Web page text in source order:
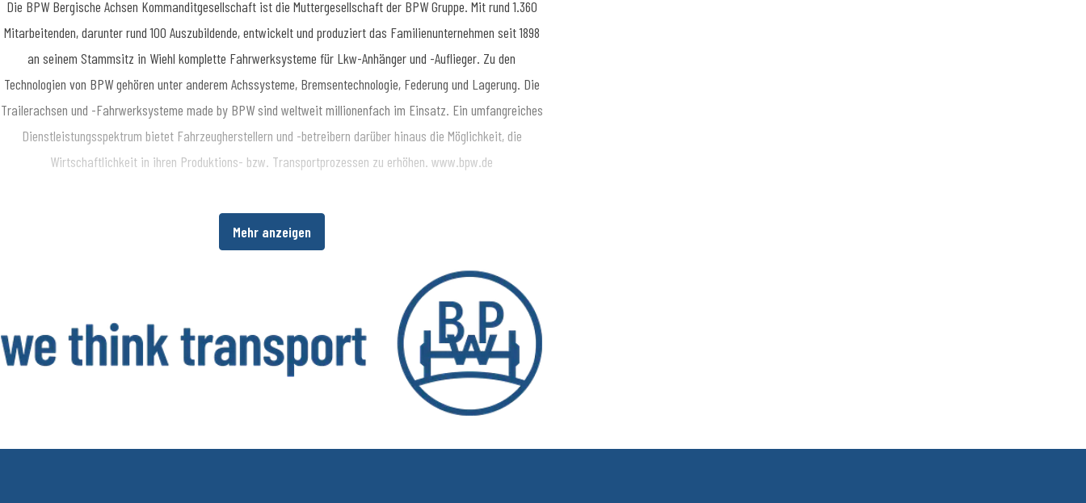
Teamkoordinatorin Medienmanagement Presse- und Öffentlichkeitsarbeit SimonN@bpw.de
+49 (0)
Mehr anzeigen
​Die BPW Bergische Achsen Kommanditgesellschaft ist die Muttergesellschaft der BPW Gruppe. Mit rund 1.360
Mitarbeitenden, darunter rund 100 Auszubildende, entwickelt und produziert das Familienunternehmen seit 1898
an seinem Stammsitz in Wiehl komplette Fahrwerksysteme für Lkw-Anhänger und -Auflieger. Zu den
Technologien von BPW gehören unter anderem Achssysteme, Bremsentechnologie, Federung und Lagerung. Die
Trailerachsen und -Fahrwerksysteme made by BPW sind weltweit millionenfach im Einsatz. Ein umfangreiches
Dienstleistungsspektrum bietet Fahrzeugherstellern und -betreibern darüber hinaus die Möglichkeit, die
Wirtschaftlichkeit in ihren Produktions- bzw. Transportprozessen zu erhöhen. www.bpw.de
Über die BPW Gruppe
​Die BPW Gruppe erforscht, entwickelt und produziert alles, was den Transport bewegt, sichert, beleuchtet,
HBN, HESTAL und idem telematics ein bevorzugter Systempartner der Nfz-Branche für Fahrwerke, Bremsen,
Beleuchtung, Verschließ- und Aufbautentechnik, Telematik sowie weitere wichtige Komponenten für Truck und
Trailer. Transportunternehmen bietet die BPW Gruppe umfassende Mobilitätsdienste. Sie reichen vom
weltweiten Servicenetz über Ersatzteilversorgung bis zur intelligenten Vernetzung von Fahrzeug, Fahrer und
Fracht. Die inhabergeführte Unternehmensgruppe beschäftigt aktuell rund 6.580 Mitarbeitende in 28 Ländern
und erzielte 2024 einen konsolidierten Umsatz von 1,562 Milliarden Euro. www.bpw.de